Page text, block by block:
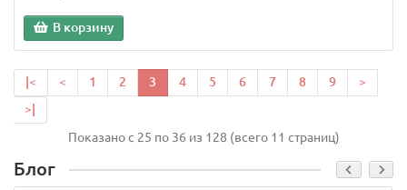
В корзину
|< < 1 2 3 4 5 6 7 8 9
>
>|
Показано с 25 по 36 из 128 (всего 11 страниц)
Блог